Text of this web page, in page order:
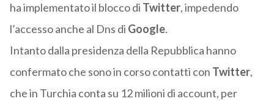
ha implementato il blocco di Twitter, impedendo
l’accesso anche al Dns di Google.
Intanto dalla presidenza della Repubblica hanno
confermato che sono in corso contatti con Twitter,
che in Turchia conta su 12 milioni di account, per